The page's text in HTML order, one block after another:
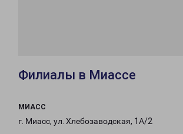
Филиалы в Миассе
МИАСС
г. Миасс, ул. Хлебозаводская, 1А/2